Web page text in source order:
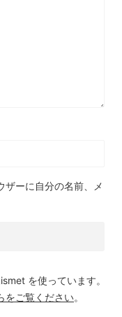
ザーに自分の名前、メ
を使っています。
をご覧ください。